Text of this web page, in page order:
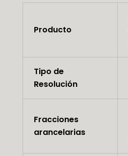
Producto
Tipo de
Resolución
Fracciones
arancelarias